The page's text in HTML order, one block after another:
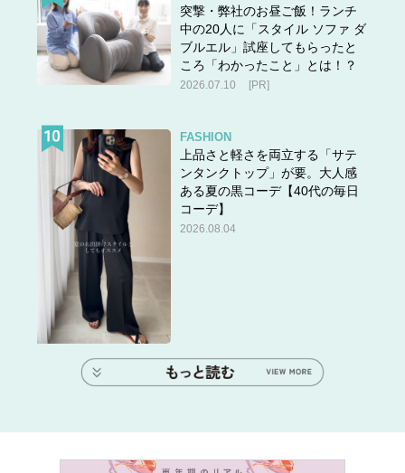
突撃・弊社のお昼ご飯！ランチ
中の20人に「スタイル ソファ ダ
ブルエル」試座してもらったと
ころ「わかったこと」とは！？
2026.07.10 [PR]
FASHION
上品さと軽さを両立する「サテ
ンタンクトップ」が要。大人感
ある夏の黒コーデ【40代の毎日
コーデ】
2026.08.04